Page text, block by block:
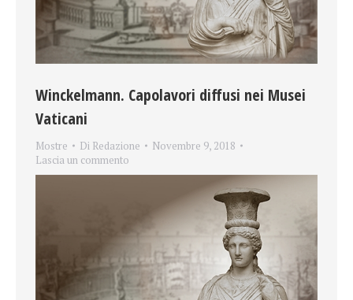
Winckelmann. Capolavori diffusi nei Musei
Vaticani
Mostre Di Redazione
Novembre 9, 2018
Lascia un commento